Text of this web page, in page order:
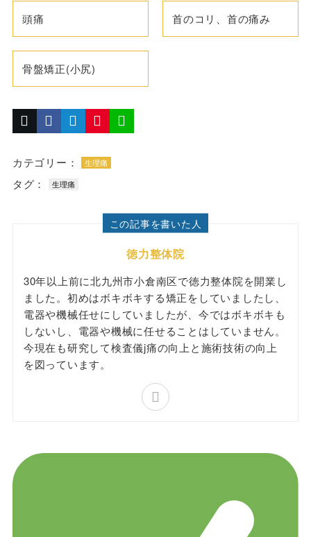
頭痛 首のコリ、首の痛み
骨盤矯正(小尻)
カテゴリー： 生理痛
タグ： 生理痛
この記事を書いた人
徳力整体院
30年以上前に北九州市小倉南区で徳力整体院を開業し
ました。初めはボキボキする矯正をしていましたし、
電器や機械任せにしていましたが、今ではボキボキも
しないし、電器や機械に任せることはしていません。
今現在も研究して検査儀j痛の向上と施術技術の向上
を図っています。